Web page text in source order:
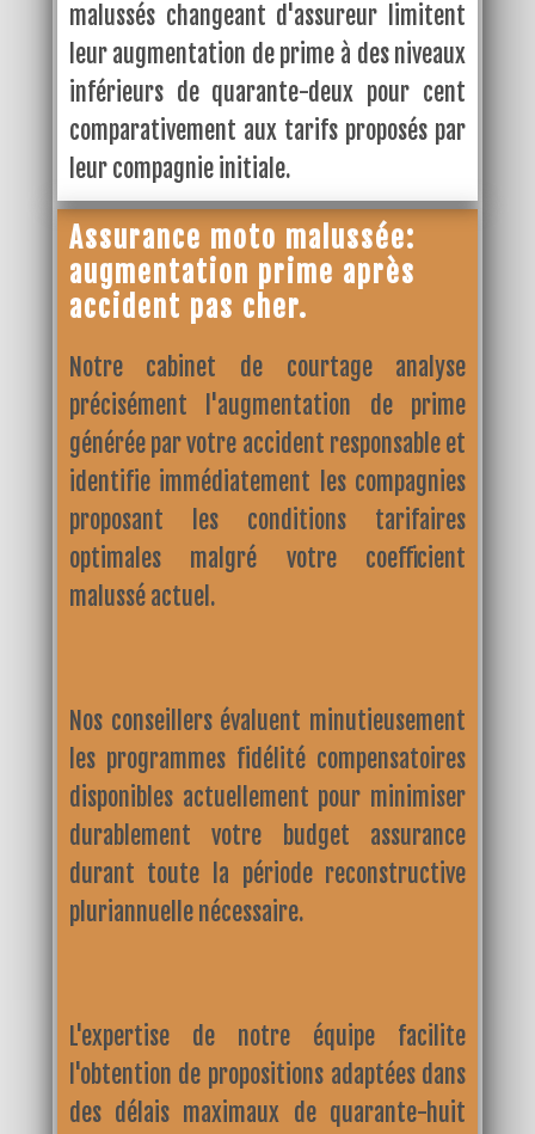
Assurance moto malussée:
augmentation prime après
accident pas cher.
Notre cabinet de courtage analyse
précisément l'augmentation de prime
générée par votre accident responsable et
identifie immédiatement les compagnies
proposant les conditions tarifaires
optimales malgré votre coefficient
malussé actuel.
Nos conseillers évaluent minutieusement
les programmes fidélité compensatoires
disponibles actuellement pour minimiser
durablement votre budget assurance
durant toute la période reconstructive
pluriannuelle nécessaire.
L'expertise de notre équipe facilite
l'obtention de propositions adaptées dans
des délais maximaux de quarante-huit
malussés changeant d'assureur limitent
leur augmentation de prime à des niveaux
inférieurs de quarante-deux pour cent
comparativement aux tarifs proposés par
leur compagnie initiale.